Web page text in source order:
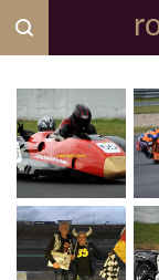
Zum
Hauptinhalt